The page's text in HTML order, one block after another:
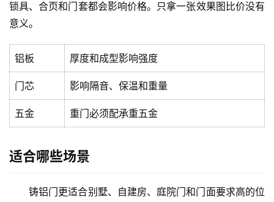
间
门
庭
院
大
门
铝
门
登录
锁具、合页和门套都会影响价格。只拿一张效果图比价没有
意义。
铝板 厚度和成型影响强度
门芯 影响隔音、保温和重量
五金 重门必须配承重五金
适合哪些场景
铸铝门更适合别墅、自建房、庭院门和门面要求高的位